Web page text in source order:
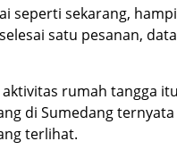
seperti sekarang,
satu pesanan,
rumah tangga
di Sumedang
terlihat.